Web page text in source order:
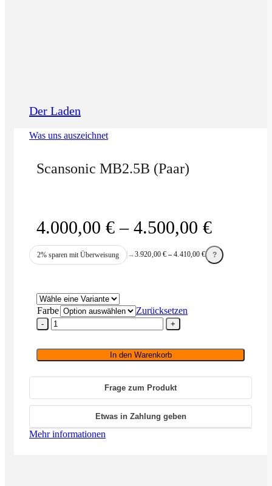
Der Laden
Was uns auszeichnet
Scansonic MB2.5B (Paar)
4.000,00 € – 4.500,00 €
bis
2% sparen mit Überweisung →3.920,00 € –4.410,00€ ?
Farbe
Zurücksetzen
Scansonic
MB2.5B
In den Warenkorb
Frage zum Produkt
Etwas in Zahlung geben
Mehr informationen